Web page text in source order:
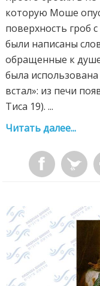
которую Моше
поверхность гроб
были написаны
обращенные к
была
встал»: из печи
Тиса 19). ...
Читать далее...